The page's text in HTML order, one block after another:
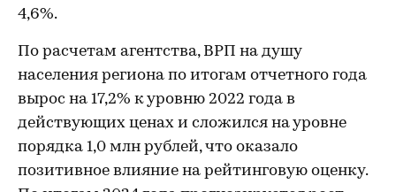
4,6%.
По расчетам агентства, ВРП на душу
населения региона по итогам отчетного года
вырос на 17,2% к уровню 2022 года в
действующих ценах и сложился на уровне
порядка 1,0 млн рублей, что оказало
позитивное влияние на рейтинговую оценку.